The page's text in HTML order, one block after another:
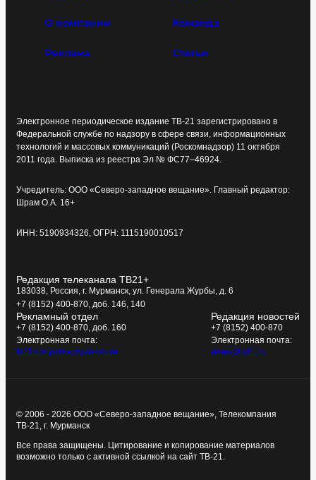
О компании Команда
Реклама Статьи
Электронное периодическое издание ТВ-21 зарегистрировано в
Федеральной службе по надзору в сфере связи, информационных
технологий и массовых коммуникаций (Роскомнадзор) 11 октября
2011 года. Выписка из реестра Эл № ФС77–46924.
Учредитель: ООО «Северо-западное вещание». Главный редактор:
Шрам О.А. 16+
ИНН: 5190934326, ОГРН: 1115190010517
Редакция телеканала ТВ21+
183038, Россия, г. Мурманск, ул. Генерала Журбы, д. 6
+7 (8152) 400-870, доб. 146, 140
Рекламный отдел
+7 (8152) 400-870, доб. 160
Электронная почта:
tv21kompania@yandex.ru
Редакция новостей
+7 (8152) 400-870
Электронная почта:
news@tv21.ru
© 2006 - 2026 ООО «Северо-западное вещание», Телекомпания
ТВ-21, г. Мурманск
Все права защищены. Цитирование и копирование материалов
возможно только с активной ссылкой на сайт ТВ-21.